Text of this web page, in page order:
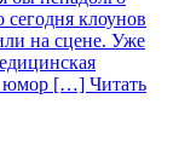
сегодня клоунов
на сцене. Уже
юмор […] Читать